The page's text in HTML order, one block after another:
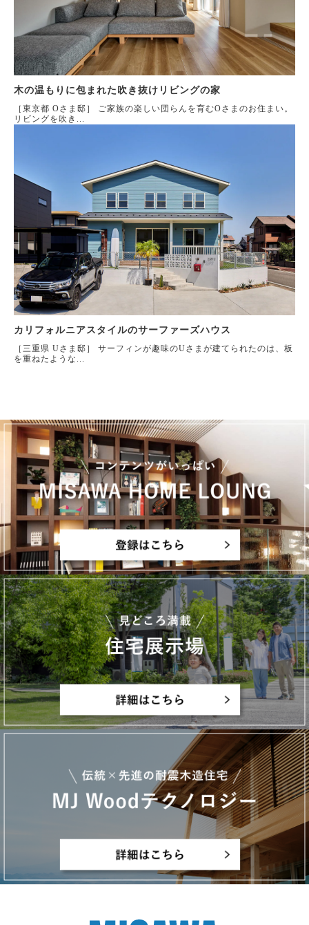
木の温もりに包まれた吹き抜けリビングの家
［東京都 Oさま邸］ ご家族の楽しい団らんを育むOさまのお住まい。
リビングを吹き...
カリフォルニアスタイルのサーファーズハウス
［三重県 Uさま邸］ サーフィンが趣味のUさまが建てられたのは、板
を重ねたような...